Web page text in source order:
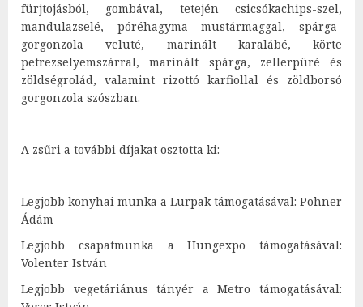
fürjtojásból, gombával, tetején csicsókachips-szel,
mandulazselé, póréhagyma mustármaggal, spárga-
gorgonzola veluté, marinált karalábé, körte
petrezselyemszárral, marinált spárga, zellerpüré és
zöldségrolád, valamint rizottó karfiollal és zöldborsó
gorgonzola szószban.
A zsűri a további díjakat osztotta ki:
Legjobb konyhai munka a Lurpak támogatásával: Pohner
Ádám
Legjobb csapatmunka a Hungexpo támogatásával:
Volenter István
Legjobb vegetáriánus tányér a Metro támogatásával: